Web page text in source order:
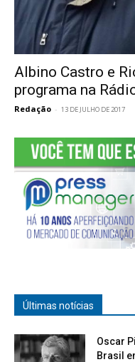
Albino Castro e
programa na
Redação - 13 DE JULHO DE 2017
Últimas notícias
Oscar
Brasil